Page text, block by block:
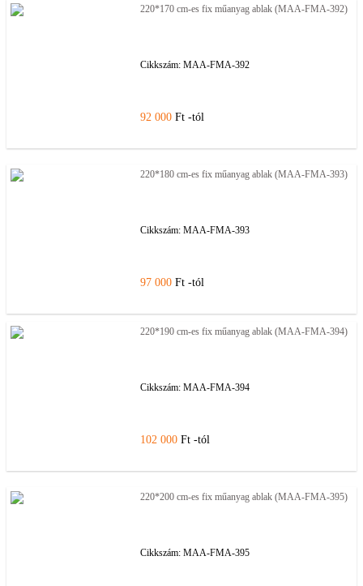
220*170 cm-es fix műanyag ablak (MAA-FMA-392)
Cikkszám: MAA-FMA-392
92 000 Ft -tól
220*180 cm-es fix műanyag ablak (MAA-FMA-393)
Cikkszám: MAA-FMA-393
97 000 Ft -tól
220*190 cm-es fix műanyag ablak (MAA-FMA-394)
Cikkszám: MAA-FMA-394
102 000 Ft -tól
220*200 cm-es fix műanyag ablak (MAA-FMA-395)
Cikkszám: MAA-FMA-395